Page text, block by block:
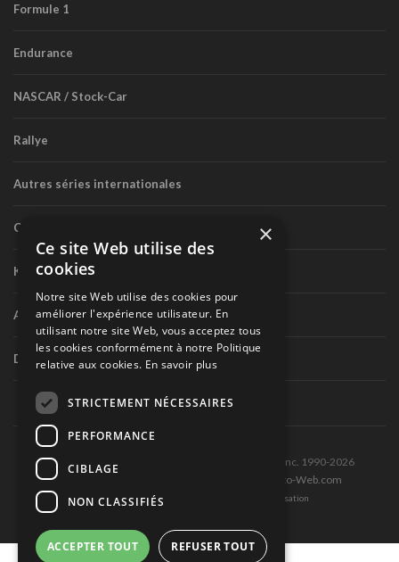
Formule 1
Endurance
NASCAR / Stock-Car
Rallye
Autres séries internationales
Circuit routier canadien
Karting
Autres séries nationales
Divers
Tous droits réservés © Les Éditions Pole-Position inc. 1990-2026
Ce site est produit et hébergé par Montréal-Photo-Web.com
Politique de confidentialité et Conditions d’utilisation
×
Ce site Web utilise des
cookies
Notre site Web utilise des cookies pour
améliorer l'expérience utilisateur. En
utilisant notre site Web, vous acceptez tous
les cookies conformément à notre Politique
relative aux cookies. En savoir plus
STRICTEMENT NÉCESSAIRES
PERFORMANCE
CIBLAGE
NON CLASSIFIÉS
ACCEPTER TOUT REFUSER TOUT